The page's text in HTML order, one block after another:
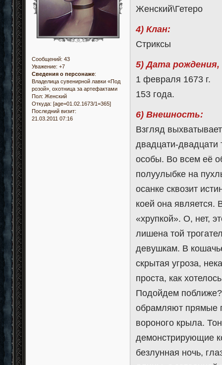
Сообщений: 43
Уважение: +7
Сведения о персонаже:
Владелица сувенирной лавки «Под
розой», охотница за артефактами
Пол: Женский
Откуда: [age=01.02.1673/1=365]
Последний визит:
21.03.2011 07:16
Женский\Гетеро
4) Клан:
Стриксы
5) Дата рождения,
1 февраля 1673 г.
153 года.
6) Внешность:
Взгляд
двадцати-двадцати
особы. Во всем её
полуулыбке на
осанке сквозит
коей она является.
«хрупкой». О, нет,
лишена той
девушкам. В
скрытая угроза,
проста, как
Подойдем
обрамляют прямые
вороного крыла.
демонстрирующие
безлунная ночь,